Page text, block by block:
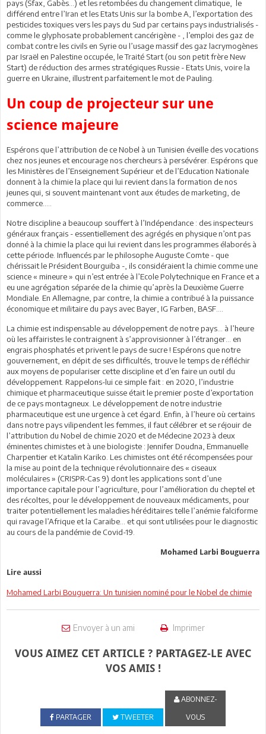
pays (Sfax, Gabès…) et les retombées du changement climatique, le
différend entre l’Iran et les Etats Unis sur la bombe A, l’exportation des
pesticides toxiques vers les pays du Sud par certains pays industrialisés -
comme le glyphosate probablement cancérigène - , l’emploi des gaz de
combat contre les civils en Syrie ou l’usage massif des gaz lacrymogènes
par Israël en Palestine occupée, le Traité Start (ou son petit frère New
Start) de réduction des armes stratégiques Russie - Etats Unis, voire la
guerre en Ukraine, illustrent parfaitement le mot de Pauling.
Un coup de projecteur sur une
science majeure
Espérons que l’attribution de ce Nobel à un Tunisien éveille des vocations
chez nos jeunes et encourage nos chercheurs à persévérer. Espérons que
les Ministères de l’Enseignement Supérieur et de l’Education Nationale
donnent à la chimie la place qui lui revient dans la formation de nos
jeunes qui, si souvent maintenant vont aux études de marketing, de
commerce…..
Notre discipline a beaucoup souffert à l’Indépendance : des inspecteurs
généraux français - essentiellement des agrégés en physique n’ont pas
donné à la chimie la place qui lui revient dans les programmes élaborés à
cette période. Influencés par le philosophe Auguste Comte - que
chérissait le Président Bourguiba -, ils considéraient la chimie comme une
science « mineure » qui n’est entrée à l’Ecole Polytechnique en France et a
eu une agrégation séparée de la chimie qu’après la Deuxième Guerre
Mondiale. En Allemagne, par contre, la chimie a contribué à la puissance
économique et militaire du pays avec Bayer, IG Farben, BASF….
La chimie est indispensable au développement de notre pays… à l’heure
où les affairistes le contraignent à s’approvisionner à l’étranger… en
engrais phosphatés et privent le pays de sucre ! Espérons que notre
gouvernement, en dépit de ses difficultés, trouve le temps de réfléchir
aux moyens de populariser cette discipline et d’en faire un outil du
développement. Rappelons-lui ce simple fait : en 2020, l’industrie
chimique et pharmaceutique suisse était le premier poste d’exportation
de ce pays montagneux. Le développement de notre industrie
pharmaceutique est une urgence à cet égard. Enfin, à l’heure où certains
dans notre pays vilipendent les femmes, il faut célébrer et se réjouir de
l’attribution du Nobel de chimie 2020 et de Médecine 2023 à deux
éminentes chimistes et à une biologiste : Jennifer Doudna, Emmanuelle
Charpentier et Katalin Kariko. Les chimistes ont été récompensées pour
la mise au point de la technique révolutionnaire des « ciseaux
moléculaires » (CRISPR-Cas 9) dont les applications sont d’une
importance capitale pour l’agriculture, pour l’amélioration du cheptel et
des récoltes, pour le développement de nouveaux médicaments, pour
traiter potentiellement les maladies héréditaires telle l’anémie falciforme
qui ravage l’Afrique et la Caraibe… et qui sont utilisées pour le diagnostic
au cours de la pandémie de Covid-19.
Mohamed Larbi Bouguerra
Lire aussi
Mohamed Larbi Bouguerra: Un tunisien nominé pour le Nobel de chimie
Envoyer à un ami Imprimer
VOUS AIMEZ CET ARTICLE ? PARTAGEZ-LE AVEC
VOS AMIS !
PARTAGER TWEETER
ABONNEZ-
VOUS